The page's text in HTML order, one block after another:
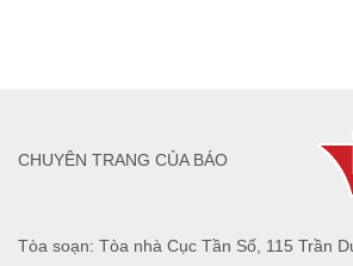
Tòa soạn: Tòa nhà Cục Tần Số, 115 Trần
CHUYÊN TRANG CỦA BÁO